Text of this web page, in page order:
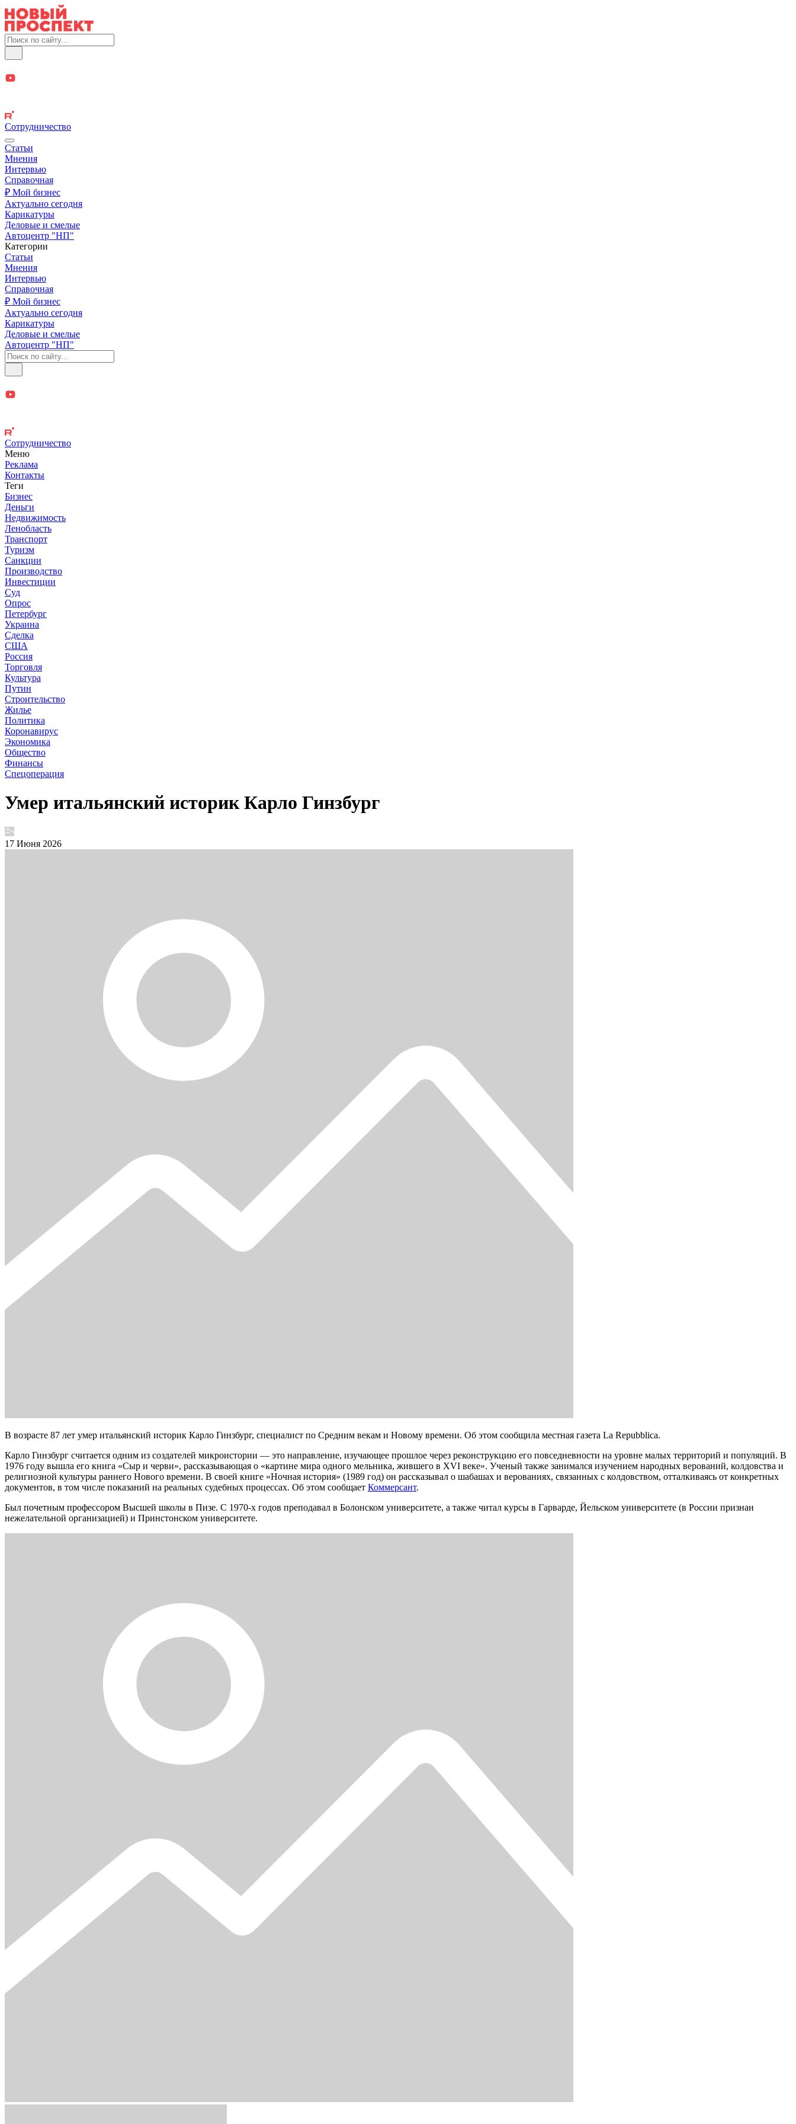
Сотрудничество
Статьи
Мнения
Интервью
Справочная
₽ Мой бизнес
Актуально сегодня
Карикатуры
Деловые и смелые
Автоцентр "НП"
Категории
Статьи
Мнения
Интервью
Справочная
₽ Мой бизнес
Актуально сегодня
Карикатуры
Деловые и смелые
Автоцентр "НП"
Сотрудничество
Меню
Реклама
Контакты
Теги
Бизнес
Деньги
Недвижимость
Ленобласть
Транспорт
Туризм
Санкции
Производство
Инвестиции
Суд
Опрос
Петербург
Украина
Сделка
США
Россия
Торговля
Культура
Путин
Строительство
Жилье
Политика
Коронавирус
Экономика
Общество
Финансы
Спецоперация
Умер итальянский историк Карло Гинзбург
17 Июня 2026
В возрасте 87 лет умер итальянский историк Карло Гинзбург, специалист по Средним векам и Новому времени. Об этом сообщила местная газета La Repubblica.
Карло Гинзбург считается одним из создателей микроистории — это направление, изучающее прошлое через реконструкцию его повседневности на уровне малых территорий и популяций. В
1976 году вышла его книга «Сыр и черви», рассказывающая о «картине мира одного мельника, жившего в XVI веке». Ученый также занимался изучением народных верований, колдовства и
религиозной культуры раннего Нового времени. В своей книге «Ночная история» (1989 год) он рассказывал о шабашах и верованиях, связанных с колдовством, отталкиваясь от конкретных
документов, в том числе показаний на реальных судебных процессах. Об этом сообщает Коммерсант.
Был почетным профессором Высшей школы в Пизе. С 1970-х годов преподавал в Болонском университете, а также читал курсы в Гарварде, Йельском университете (в России признан
нежелательной организацией) и Принстонском университете.